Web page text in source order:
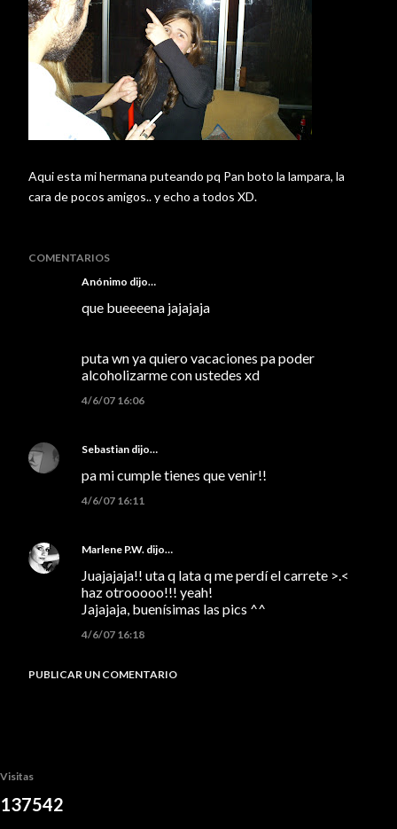
Aqui esta mi hermana puteando pq Pan boto la lampara, la
cara de pocos amigos.. y echo a todos XD.
COMENTARIOS
Anónimo dijo…
que bueeeena jajajaja
puta wn ya quiero vacaciones pa poder
alcoholizarme con ustedes xd
4/6/07 16:06
Sebastian dijo…
pa mi cumple tienes que venir!!
4/6/07 16:11
Marlene P.W. dijo…
Juajajaja!! uta q lata q me perdí el carrete >.<
haz otrooooo!!! yeah!
Jajajaja, buenísimas las pics ^^
4/6/07 16:18
PUBLICAR UN COMENTARIO
Visitas
137542